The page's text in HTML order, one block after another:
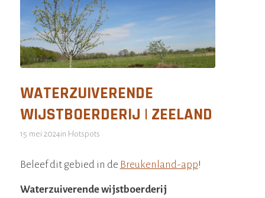
WATERZUIVERENDE
WIJSTBOERDERIJ | ZEELAND
15 mei 2024in Hotspots
Beleef dit gebied in de Breukenland-app!
Waterzuiverende wijstboerderij